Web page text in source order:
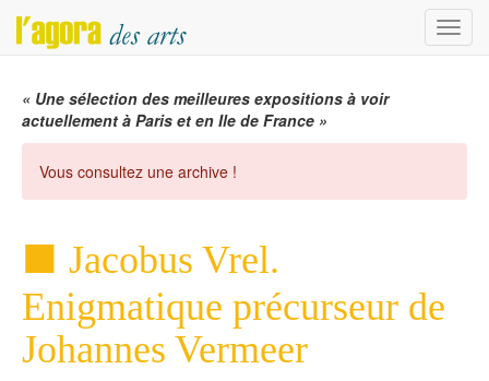
Menu
« Une sélection des meilleures expositions à voir
actuellement à Paris et en Ile de France »
Vous consultez une archive !
Jacobus Vrel.
Enigmatique précurseur de
Johannes Vermeer